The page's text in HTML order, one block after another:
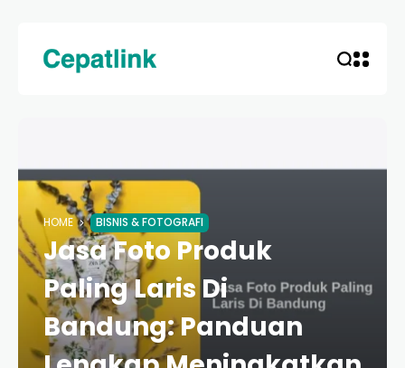
HOME BISNIS & FOTOGRAFI
Jasa Foto Produk
Paling Laris Di
Bandung: Panduan